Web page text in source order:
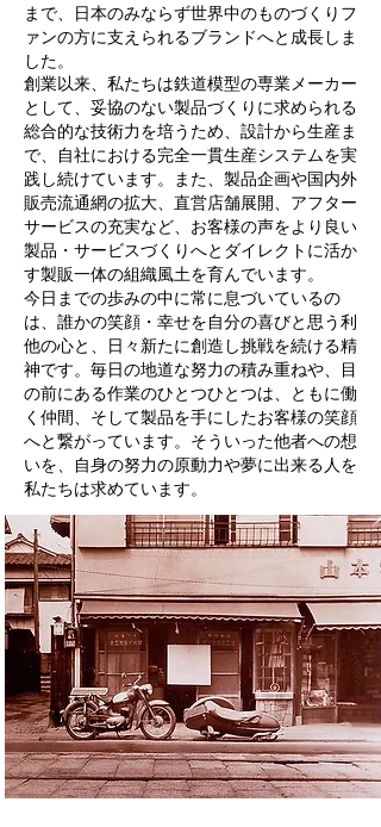
まで、日本のみならず世界中のものづくりフ
ァンの方に支えられるブランドへと成長しま
した。
創業以来、私たちは鉄道模型の専業メーカー
として、妥協のない製品づくりに求められる
総合的な技術力を培うため、設計から生産ま
で、自社における完全一貫生産システムを実
践し続けています。また、製品企画や国内外
販売流通網の拡大、直営店舗展開、アフター
サービスの充実など、お客様の声をより良い
製品・サービスづくりへとダイレクトに活か
す製販一体の組織風土を育んでいます。
今日までの歩みの中に常に息づいているの
は、誰かの笑顔・幸せを自分の喜びと思う利
他の心と、日々新たに創造し挑戦を続ける精
神です。毎日の地道な努力の積み重ねや、目
の前にある作業のひとつひとつは、ともに働
く仲間、そして製品を手にしたお客様の笑顔
へと繋がっています。そういった他者への想
いを、自身の努力の原動力や夢に出来る人を
私たちは求めています。